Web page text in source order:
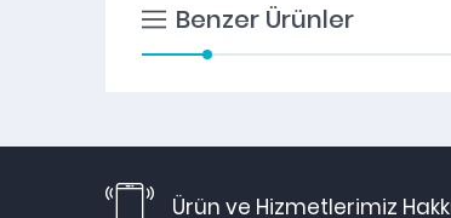
Benzer Ürünler
Ürün ve Hizmetlerimiz